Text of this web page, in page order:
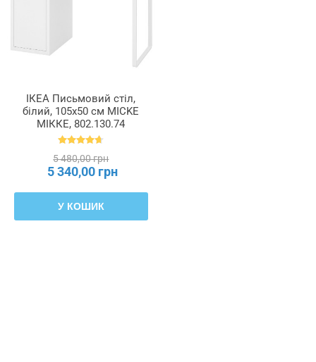
ІКЕА Письмовий стіл,
білий, 105x50 см MICKE
МІККЕ, 802.130.74
5 480,00 грн
5 340,00 грн
У КОШИК